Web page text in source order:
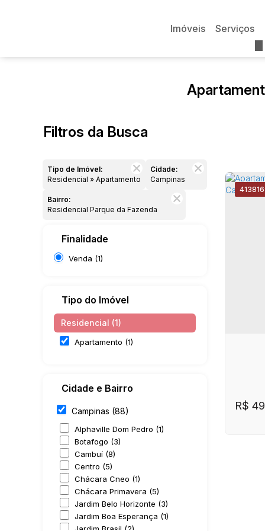
Serviços
Imóveis
Filtros da Busca
Tipo de Imóvel:
Residencial » Apartamento
Cidade:
Campinas
Bairro:
Residencial Parque da Fazenda
Finalidade
Venda (1)
Tipo do Imóvel
Residencial (1)
Apartamento (1)
Cidade e Bairro
Campinas (88)
Alphaville Dom Pedro (1)
Botafogo (3)
Cambuí (8)
Centro (5)
Chácara Cneo (1)
Chácara Primavera (5)
Jardim Belo Horizonte (3)
Jardim Boa Esperança (1)
Jardim Brasil (2)
4138
R$